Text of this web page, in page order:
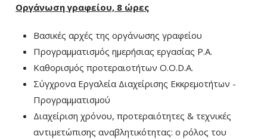
Οργάνωση γραφείου, 8 ώρες
Βασικές αρχές της οργάνωσης γραφείου
Προγραμματισμός ημερήσιας εργασίας P.A.
Καθορισμός προτεραιοτήτων O.O.D.A.
Σύγχρονα Εργαλεία Διαχείρισης Εκκρεμοτήτων -
Προγραμματισμού
Διαχείριση χρόνου, προτεραιότητες & τεχνικές
αντιμετώπισης αναβλητικότητας: ο ρόλος του